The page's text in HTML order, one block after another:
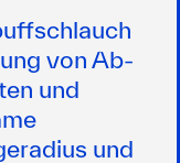
von Ab-
und
und